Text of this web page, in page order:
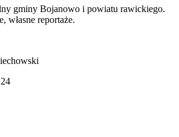
gminy Bojanowo i powiatu rawickiego.
własne reportaże.